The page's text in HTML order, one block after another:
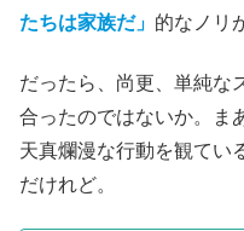
たちは家族だ」 的なノリ
だったら、尚更、単純な
合ったのではないか。ま
天真爛漫な行動を観てい
だけれど。